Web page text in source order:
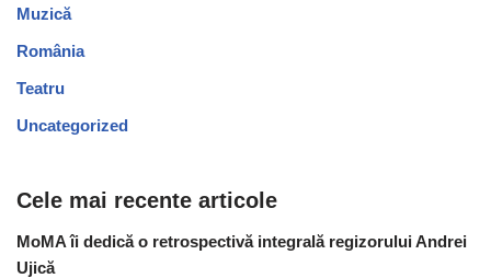
Muzică
România
Teatru
Uncategorized
Cele mai recente articole
MoMA îi dedică o retrospectivă integrală regizorului Andrei
Ujică